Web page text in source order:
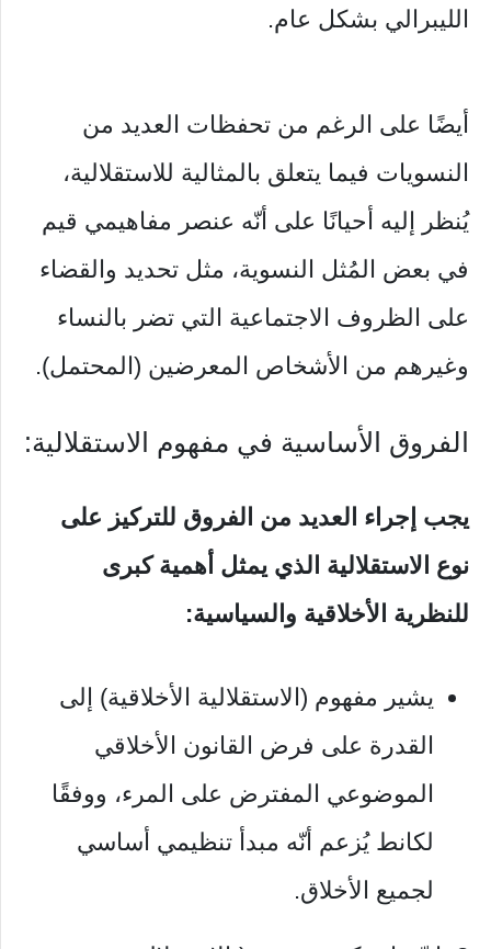
الليبرالي بشكل عام.
أيضًا على الرغم من تحفظات العديد من
النسويات فيما يتعلق بالمثالية للاستقلالية،
يُنظر إليه أحيانًا على أنّه عنصر مفاهيمي قيم
في بعض المُثل النسوية، مثل تحديد والقضاء
على الظروف الاجتماعية التي تضر بالنساء
وغيرهم من الأشخاص المعرضين (المحتمل).
الفروق الأساسية في مفهوم الاستقلالية:
يجب إجراء العديد من الفروق للتركيز على
نوع الاستقلالية الذي يمثل أهمية كبرى
للنظرية الأخلاقية والسياسية:
يشير مفهوم (الاستقلالية الأخلاقية) إلى
القدرة على فرض القانون الأخلاقي
الموضوعي المفترض على المرء، ووفقًا
لكانط يُزعم أنّه مبدأ تنظيمي أساسي
لجميع الأخلاق.